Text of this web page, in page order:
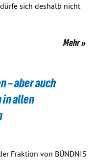
sich deshalb nicht
Mehr
– aber auch
allen
Fraktion von BÜNDNIS